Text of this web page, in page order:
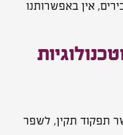
אין באפשרותנו
תפקוד תקין, לשפר